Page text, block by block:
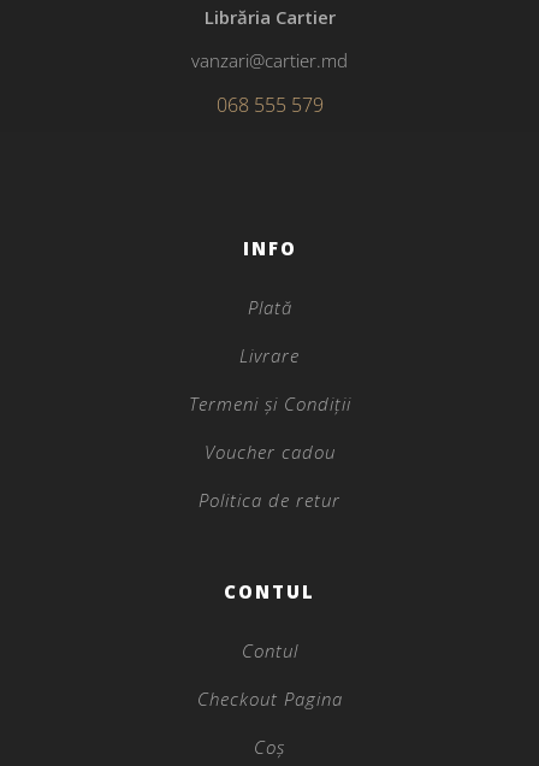
Librăria Cartier
vanzari@cartier.md
068 555 579
INFO
Plată
Livrare
Termeni și Condiții
Voucher cadou
Politica de retur
CONTUL
Contul
Checkout Pagina
Coș